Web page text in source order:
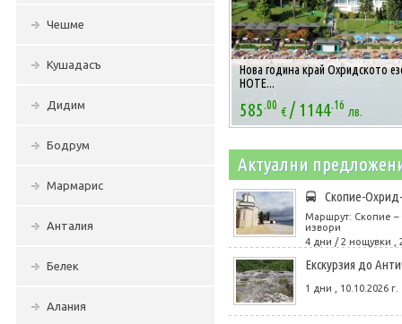
Чешме
Кушадасъ
Дидим
Бодрум
Мармарис
Анталия
Белек
Алания
Нова година край Охридското
HOTE...
585.00 € / 1144.16 лв.
Актуални
Скопие-
Маршрут: Скопие –
извори
4 дни / 2 нощувки ,
Eкскурзия до
1 дни , 10.10.2026 г.